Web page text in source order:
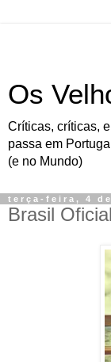
Os
Críticas, críticas,
passa em
(e no Mundo)
terça-feira, 4
Brasil